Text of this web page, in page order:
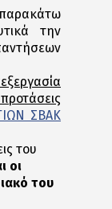
την
ΣΒΑΚ
του
οι
του